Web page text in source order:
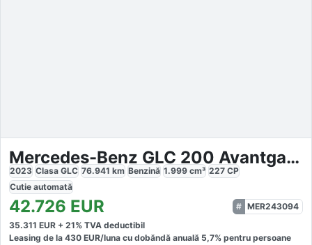
Mercedes-Benz GLC 200 Avantgarde
2023 Clasa GLC 76.941 km Benzină 1.999 cm³ 227 CP
Cutie automată
42.726 EUR
MER243094
35.311 EUR + 21% TVA deductibil
Leasing de la 430 EUR/luna cu dobăndă anuală 5,7% pentru persoane